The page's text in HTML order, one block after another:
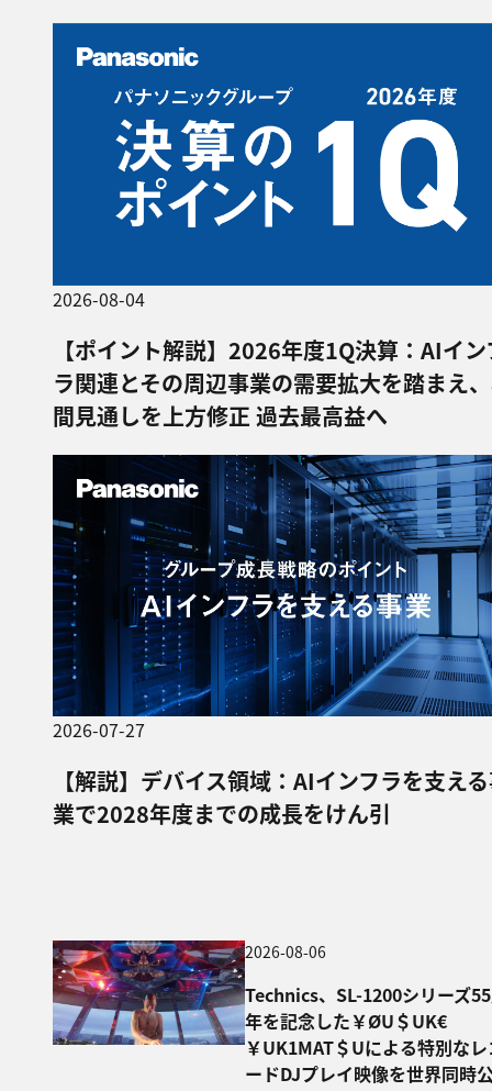
2026-08-04
【ポイント解説】2026年度1Q決算：AIイン
ラ関連とその周辺事業の需要拡大を踏まえ
間見通しを上方修正 過去最高益へ
2026-07-27
【解説】デバイス領域：AIインフラを支え
業で2028年度までの成長をけん引
2026-08-06
Technics、SL-1200シリーズ
年を記念した￥ØU＄UK€
￥UK1MAT＄Uによる特別な
ードDJプレイ映像を世界同時